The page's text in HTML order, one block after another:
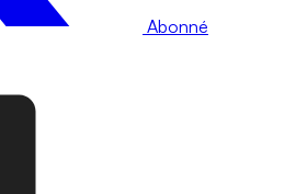
Abonné